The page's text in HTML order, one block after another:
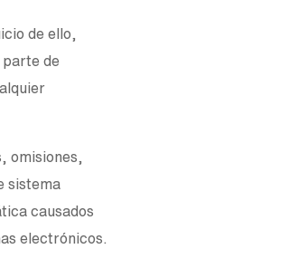
de ello,
parte de
omisiones,
sistema
causados
electrónicos.